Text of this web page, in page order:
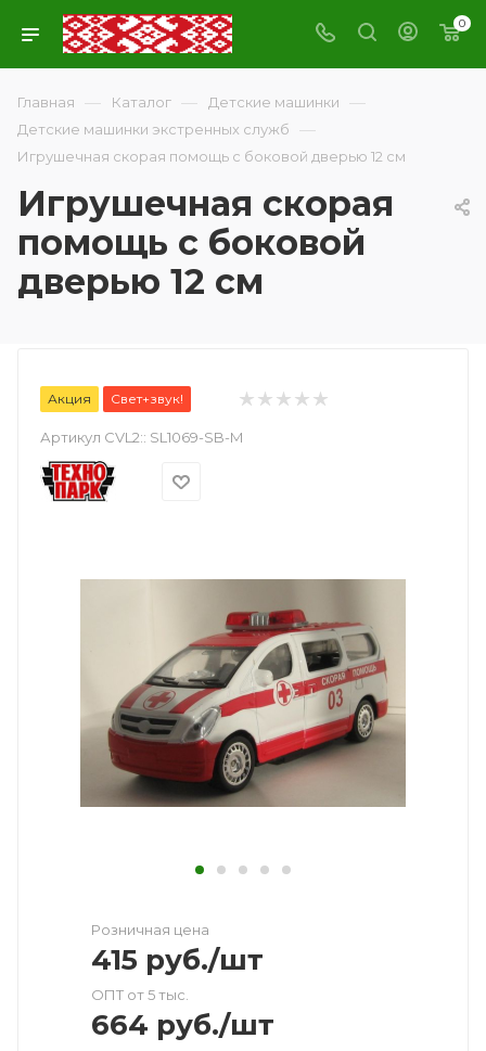
0
Главная — Каталог — Детские машинки —
Детские машинки экстренных служб —
Игрушечная скорая помощь с боковой дверью 12 см
Игрушечная скорая
помощь с боковой
дверью 12 см
Акция Свет+звук!
Артикул CVL2:: SL1069-SB-M
Розничная цена
415 руб./шт
ОПТ от 5 тыс.
664 руб./шт